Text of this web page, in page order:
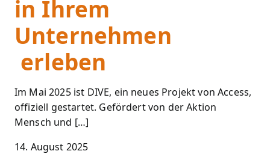
in Ihrem
Unternehmen
erleben
Im Mai 2025 ist DIVE, ein neues Projekt von Access,
offiziell gestartet. Gefördert von der Aktion
Mensch und […]
14. August 2025